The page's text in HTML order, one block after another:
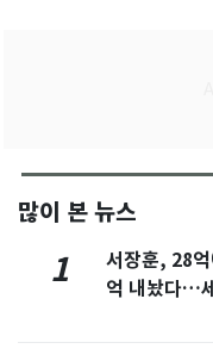
많이 본 뉴스
1
서장훈, 28
억 내놨다…